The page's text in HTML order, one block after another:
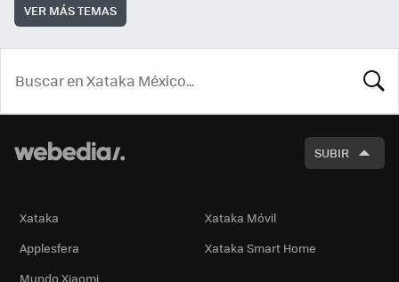
VER MÁS TEMAS
SUBIR
Xataka
Xataka Móvil
Applesfera
Xataka Smart Home
Mundo Xiaomi